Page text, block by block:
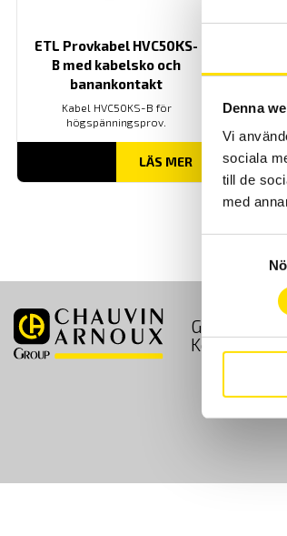
Denna
Vi
sociala
till de
med
ETL Provkabel HVC50KS-
B med kabelsko och
banankontakt
Kabel HVC50KS-B för
högspänningsprov.
LÄS MER
GDPR
Kontakt